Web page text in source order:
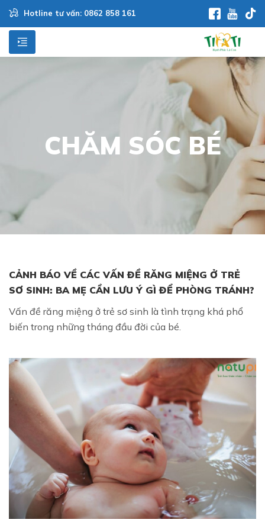
Hotline tư vấn: 0862 858 161
CHĂM SÓC BÉ
CẢNH BÁO VỀ CÁC VẤN ĐỀ RĂNG MIỆNG Ở TRẺ
SƠ SINH: BA MẸ CẦN LƯU Ý GÌ ĐỂ PHÒNG TRÁNH?
Vấn đề răng miệng ở trẻ sơ sinh là tình trạng khá phổ
biến trong những tháng đầu đời của bé.